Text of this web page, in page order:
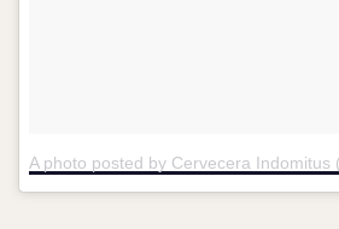
A photo posted by Cervecera Indomitus